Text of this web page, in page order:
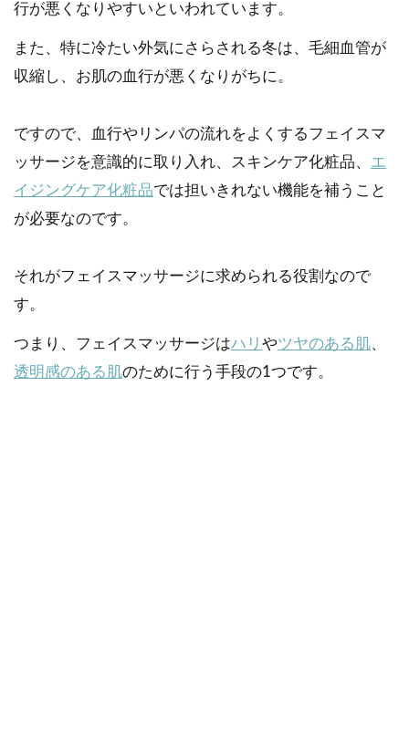
行が悪くなりやすいといわれています。
また、特に冷たい外気にさらされる冬は、毛細血管が
収縮し、お肌の血行が悪くなりがちに。
ですので、血行やリンパの流れをよくするフェイスマ
ッサージを意識的に取り入れ、スキンケア化粧品、 エ
イジングケア化粧品では担いきれない機能を補うこと
が必要なのです。
それがフェイスマッサージに求められる役割なので
す。
つまり、フェイスマッサージはハリ やツヤのある肌、
透明感のある肌のために行う手段の1つです。